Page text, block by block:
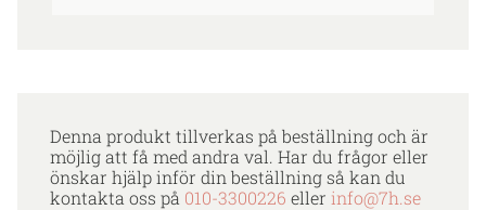
Denna produkt tillverkas på beställning och är
möjlig att få med andra val. Har du frågor eller
önskar hjälp inför din beställning så kan du
kontakta oss på 010-3300226 eller info@7h.se